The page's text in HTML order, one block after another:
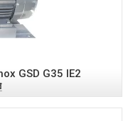
GSD G35 IE2